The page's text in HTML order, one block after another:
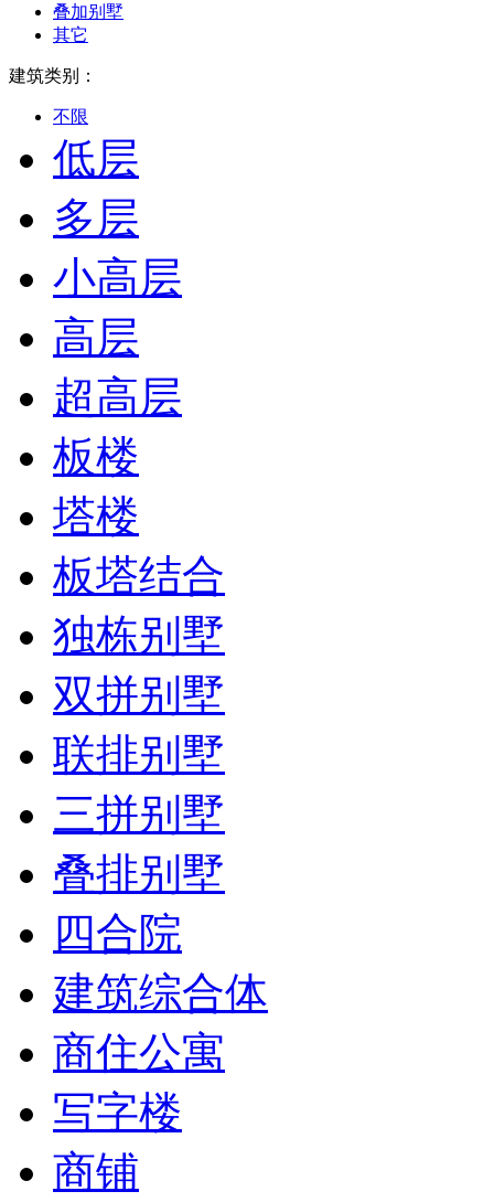
叠加别墅
其它
建筑类别：
不限
低层
多层
小高层
高层
超高层
板楼
塔楼
板塔结合
独栋别墅
双拼别墅
联排别墅
三拼别墅
叠排别墅
四合院
建筑综合体
商住公寓
写字楼
商铺